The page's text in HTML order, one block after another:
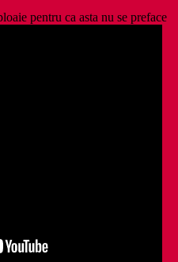
pentru ca asta nu se preface